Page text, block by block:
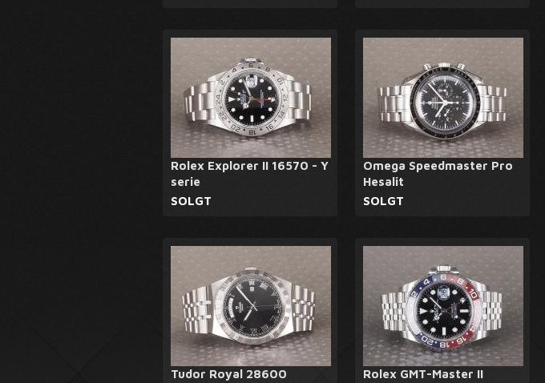
Rolex Explorer II 16570 - Y
serie
SOLGT
Omega Speedmaster Pro
Hesalit
SOLGT
Tudor Royal 28600 Rolex GMT-Master II